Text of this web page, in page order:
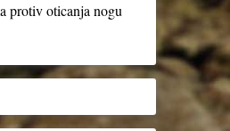
protiv oticanja nogu